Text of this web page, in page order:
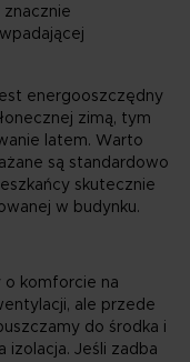
energooszczędny
zimą, tym
latem. Warto
są standardowo
skutecznie
w budynku.
o komforcie na
ale przede
do środka i
izolacja. Jeśli zadba